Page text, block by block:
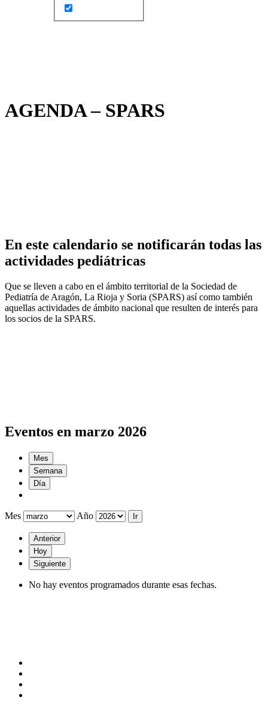
AGENDA – SPARS
En este calendario se notificarán todas las
actividades pediátricas
Que se lleven a cabo en el ámbito territorial de la Sociedad de
Pediatría de Aragón, La Rioja y Soria (SPARS) así como también
aquellas actividades de ámbito nacional que resulten de interés para
los socios de la SPARS.
Eventos en marzo 2026
Mes
Semana
Día
Mes Año
Anterior
Hoy
Siguiente
No hay eventos programados durante esas fechas.